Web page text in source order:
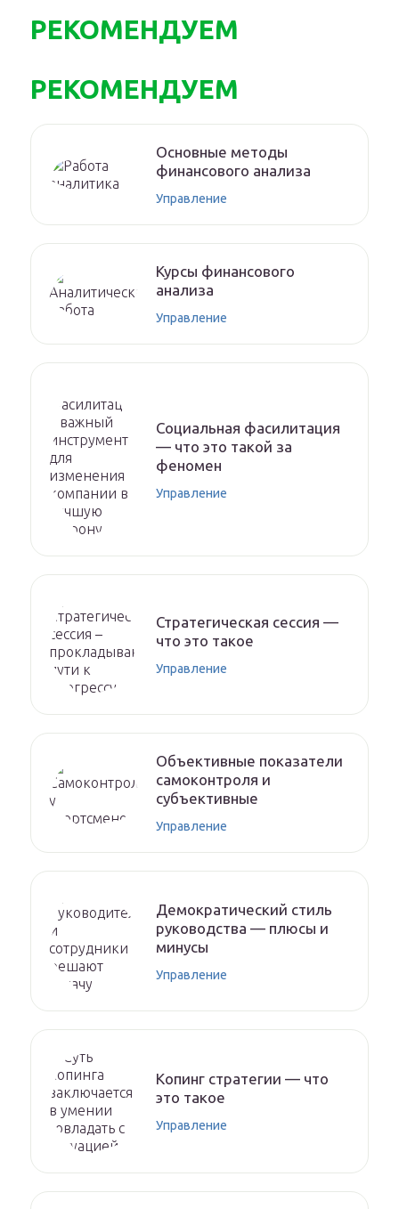
РЕКОМЕНДУЕМ
РЕКОМЕНДУЕМ
Основные методы
финансового анализа
Управление
Курсы финансового
анализа
Управление
Социальная фасилитация
— что это такой за
феномен
Управление
Стратегическая сессия —
что это такое
Управление
Объективные показатели
самоконтроля и
субъективные
Управление
Демократический стиль
руководства — плюсы и
минусы
Управление
Копинг стратегии — что
это такое
Управление